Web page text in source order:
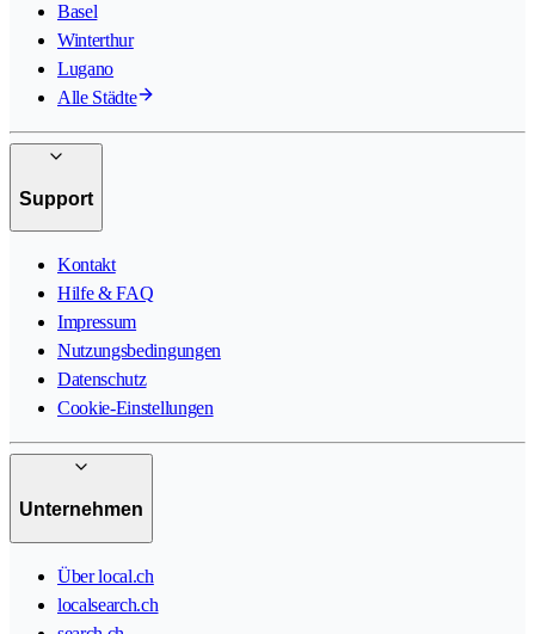
Basel
Winterthur
Lugano
Alle Städte
Support
Kontakt
Hilfe & FAQ
Impressum
Nutzungsbedingungen
Datenschutz
Cookie-Einstellungen
Unternehmen
Über local.ch
localsearch.ch